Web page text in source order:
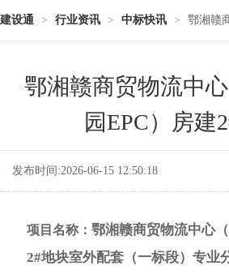
建设通 > 行业资讯 > 中标快讯 > 鄂湘赣
鄂湘赣商贸物流中
园EPC）房
发布时间:2026-06-15 12:50:18
项目名称： 鄂湘赣商贸物流中心
2#地块室外配套（一标段）专业